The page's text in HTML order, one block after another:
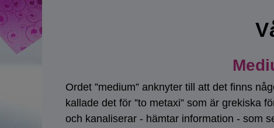
Ordet ”medium” anknyter till att det finns
kallade det för ”to metaxi” som är grekiska
och kanaliserar - hämtar information - som